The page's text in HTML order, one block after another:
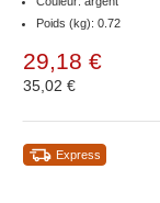
Poids (kg): 0.72
29,18 €
35,02 €
Express